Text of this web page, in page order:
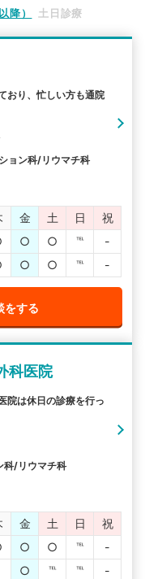
降） 土日診療
おり、忙しい方も通院
ョン科/リウマチ科
金 土 日
祝
○ ○ ℡
-
○ ○ ℡ -
をする
科医院
院は休日の診療を行っ
科/リウマチ科
金 土 日
祝
○ ○ ℡
-
○ ℡ ℡ -